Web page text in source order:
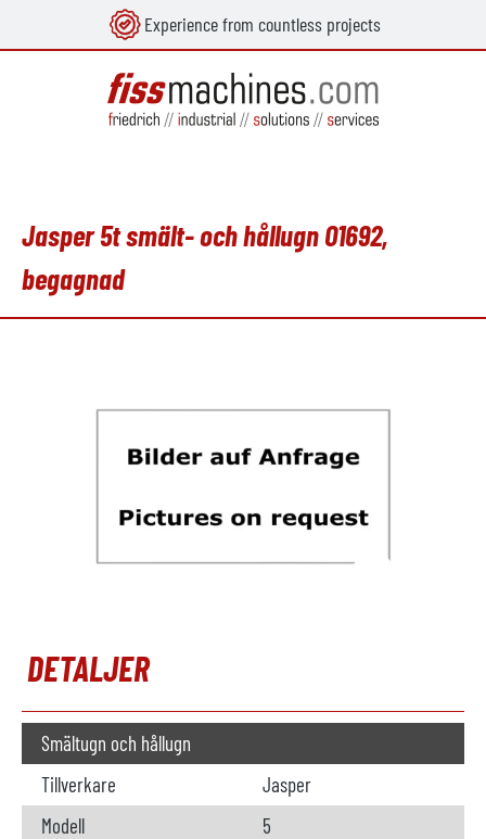
Experience from countless projects
Jasper 5t smält- och hållugn O1692,
begagnad
DETALJER
Smältugn och hållugn
Tillverkare
Jasper
Modell
5